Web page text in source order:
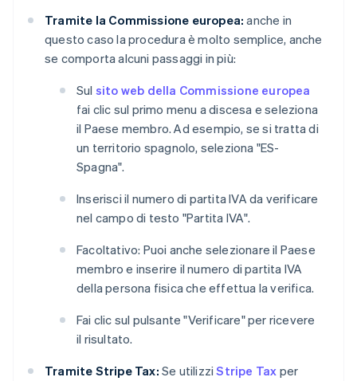
Tramite la Commissione europea: anche in
questo caso la procedura è molto semplice, anche
se comporta alcuni passaggi in più:
Sul sito web della Commissione europea
fai clic sul primo menu a discesa e seleziona
il Paese membro. Ad esempio, se si tratta di
un territorio spagnolo, seleziona "ES-
Spagna".
Inserisci il numero di partita IVA da verificare
nel campo di testo "Partita IVA".
Facoltativo: Puoi anche selezionare il Paese
membro e inserire il numero di partita IVA
della persona fisica che effettua la verifica.
Fai clic sul pulsante "Verificare" per ricevere
il risultato.
Tramite Stripe Tax: Se utilizziStripe Tax per